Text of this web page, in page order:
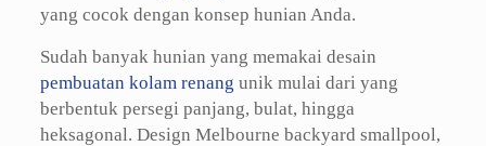
yang cocok dengan konsep hunian Anda.
Sudah banyak hunian yang memakai desain
pembuatan kolam renang unik mulai dari yang
berbentuk persegi panjang, bulat, hingga
heksagonal. Design Melbourne backyard smallpool,